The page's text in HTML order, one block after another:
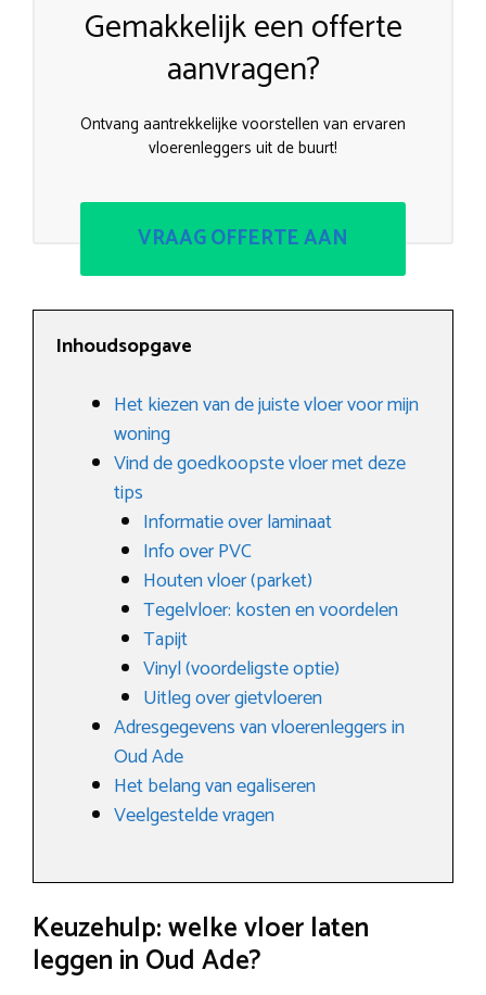
Gemakkelijk een offerte
aanvragen?
Ontvang aantrekkelijke voorstellen van ervaren
vloerenleggers uit de buurt!
VRAAG OFFERTE AAN
Inhoudsopgave
Het kiezen van de juiste vloer voor mijn
woning
Vind de goedkoopste vloer met deze
tips
Informatie over laminaat
Info over PVC
Houten vloer (parket)
Tegelvloer: kosten en voordelen
Tapijt
Vinyl (voordeligste optie)
Uitleg over gietvloeren
Adresgegevens van vloerenleggers in
Oud Ade
Het belang van egaliseren
Veelgestelde vragen
Keuzehulp: welke vloer laten
leggen in Oud Ade?